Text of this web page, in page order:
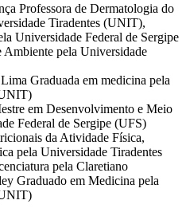
Professora de Dermatologia do
Tiradentes (UNIT),
Universidade Federal de Sergipe
Ambiente pela Universidade
Graduada em medicina pela
em Desenvolvimento e Meio
Federal de Sergipe (UFS)
da Atividade Física,
pela Universidade Tiradentes
pela Claretiano
Graduado em Medicina pela